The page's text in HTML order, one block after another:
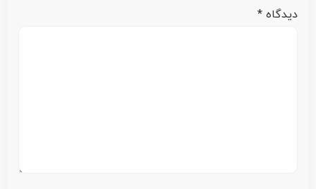
دیدگاه *